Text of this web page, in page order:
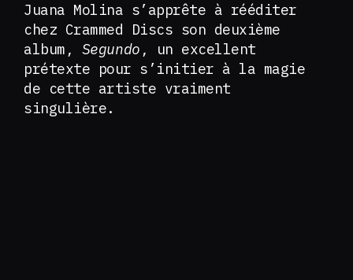
Juana Molina s’apprête à rééditer
chez Crammed Discs son deuxième
album, Segundo , un excellent
prétexte pour s’initier à la magie
de cette artiste vraiment
singulière.